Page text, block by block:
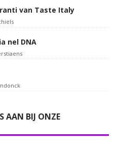
van Taste Italy
nel DNA
AAN BIJ ONZE